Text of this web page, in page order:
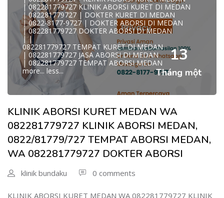
| 082281779727 KLINIK ABORSI KURET DI MEDAN
| 082281779727 | DOKTER KURET DI MEDAN
| 0822-8177-9727 | DOKTER ABORSI DI MEDAN
| 082281779727 DOKTER ABORSI DI MEDAN
| |
082281779727 TEMPAT KURET DI MEDAN
| 082281779727 JASA ABORSI DI MEDAN
| 082281779727 TEMPAT ABORSI MEDAN
more... less...
13
Tháng một
KLINIK ABORSI KURET MEDAN WA
082281779727 KLINIK ABORSI MEDAN,
0822/81779/727 TEMPAT ABORSI MEDAN,
WA 082281779727 DOKTER ABORSI
klinik bundaku 0 comments
KLINIK ABORSI KURET MEDAN WA 082281779727 KLINIK
082-281-779-727 ABORSI AMAN DI MEDAN
| WA 082281779727 BIDAN MELAYANI KURET WA
08228177
WA 082281779727 BIDAN PRAKTEK MEDAN
| KLINIK ABORSI MEDAN
WA 082281779727 TEMPAT ABORSI DI MEDAN
| 082281779727 KLINIK ABORSI MEDAN
| WA 0822-8177-9727 DOKTER ABORSI DI MEDAN
| WA 082*2817797*27 BIDAN ABORSI DI MEDAN
| WA 0822*81779*727 KLINIK KURET DI MEDAN
WA 082281779727 KURET AMAN | WA 082281779727
KLINI
| WA 082/281779/727 KLINIK ABORSI KURET DI MEDAN
| WA 082281779727 DOKTER KURET DI MEDAN
WA 082281779727 DOKTER ABORSI DI MEDAN
| WA 08228*1779*727 TEMPAT KURET DI MEDAN
| WA )082281779727) JASA ABORSI DI MEDAN
| WA 0822#8177#9727 TEMPAT ABORSI MEDAN
| ABORSI AMAN DI MEDAN
| WA 082281779727 TEMPAT KURET MEDAN
0822817797